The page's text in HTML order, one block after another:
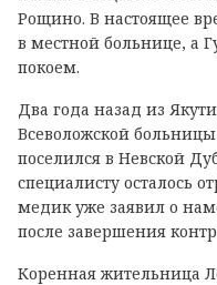
Рощино. В настоящее
в местной больнице, а
покоем.
Два года назад из
Всеволожской
поселился в Невской
специалисту осталось
медик уже заявил о
после завершения
Коренная жительница